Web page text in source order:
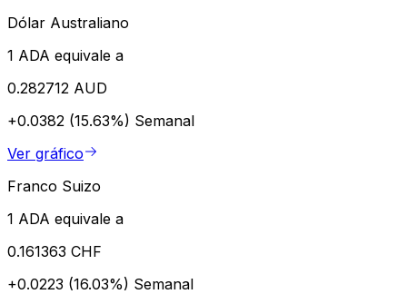
Dólar Australiano
1 ADA equivale a
0.282712 AUD
+0.0382 (15.63%) Semanal
Ver gráfico
Franco Suizo
1 ADA equivale a
0.161363 CHF
+0.0223 (16.03%) Semanal